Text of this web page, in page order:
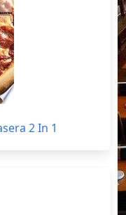
2 In 1